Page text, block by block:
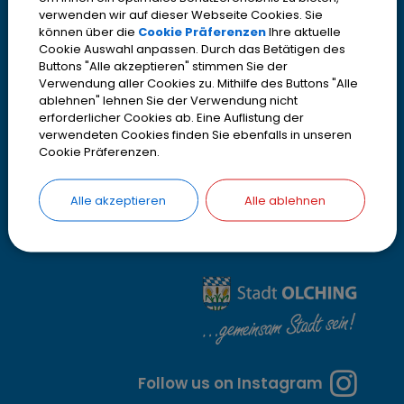
f
n
u
n
g
z
e
Freitag 08.00 - 12.30 Uhr*
* im Bürgerbüro nur mitTermin
Follow us on Instagram
verwenden wir auf dieser Webseite Cookies. Sie
können über die Cookie PräferenzenIhre aktuelle
Cookie Auswahl anpassen. Durch das Betätigen des
Buttons "Alle akzeptieren" stimmen Sie der
Verwendung aller Cookies zu. Mithilfe des Buttons "Alle
ablehnen" lehnen Sie der Verwendung nicht
erforderlicher Cookies ab. Eine Auflistung der
verwendeten Cookies finden Sie ebenfalls in unseren
Cookie Präferenzen.
Alle akzeptieren Alle ablehnen